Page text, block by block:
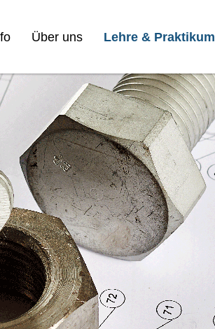
Über uns Lehre & Praktikum